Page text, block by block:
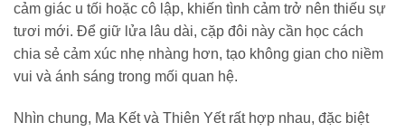
cảm giác u tối hoặc cô lập, khiến tình cảm trở nên thiếu sự
tươi mới. Để giữ lửa lâu dài, cặp đôi này cần học cách
chia sẻ cảm xúc nhẹ nhàng hơn, tạo không gian cho niềm
vui và ánh sáng trong mối quan hệ.
Nhìn chung, Ma Kết và Thiên Yết rất hợp nhau, đặc biệt